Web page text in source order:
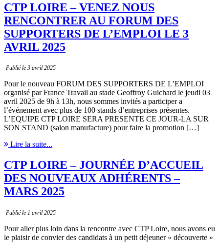
CTP LOIRE – VENEZ NOUS
RENCONTRER AU FORUM DES
SUPPORTERS DE L’EMPLOI LE 3
AVRIL 2025
Publié le 3 avril 2025
Pour le nouveau FORUM DES SUPPORTERS DE L’EMPLOI
organisé par France Travail au stade Geoffroy Guichard le jeudi 03
avril 2025 de 9h à 13h, nous sommes invités a participer a
l’événement avec plus de 100 stands d’entreprises présentes.
L’EQUIPE CTP LOIRE SERA PRESENTE CE JOUR-LA SUR
SON STAND (salon manufacture) pour faire la promotion […]
Lire la suite...
CTP LOIRE – JOURNÉE D’ACCUEIL
DES NOUVEAUX ADHÉRENTS –
MARS 2025
Publié le 1 avril 2025
Pour aller plus loin dans la rencontre avec CTP Loire, nous avons eu
le plaisir de convier des candidats à un petit déjeuner « découverte »